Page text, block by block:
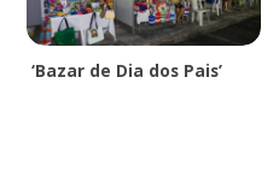
‘Bazar de Dia dos Pais’